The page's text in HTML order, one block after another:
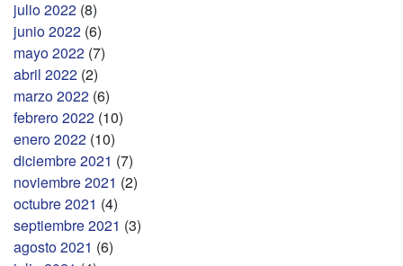
julio 2022 (8)
junio 2022 (6)
mayo 2022 (7)
abril 2022 (2)
marzo 2022 (6)
febrero 2022 (10)
enero 2022 (10)
diciembre 2021 (7)
noviembre 2021 (2)
octubre 2021 (4)
septiembre 2021 (3)
agosto 2021 (6)